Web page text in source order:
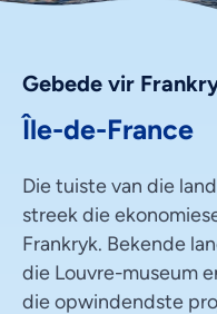
Gebede vir
Île-de-France
Die tuiste van die
streek die
Frankryk. Bekende
die Louvre-museum
die opwindendste